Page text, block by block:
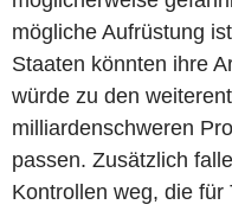
mögliche Aufrüstung
Staaten könnten ihre
würde zu den
milliardenschweren
passen. Zusätzlich
Kontrollen weg, die für